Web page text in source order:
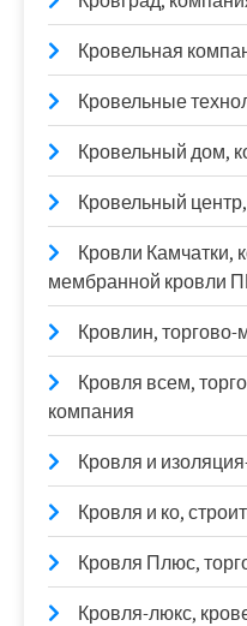
Кровельная
Кровельные
Кровельный дом,
Кровельный
Кровли Камчатки,
мембранной кровли
Кровлин,
Кровля всем,
компания
Кровля и
Кровля и ко,
Кровля Плюс,
Кровля-люкс,